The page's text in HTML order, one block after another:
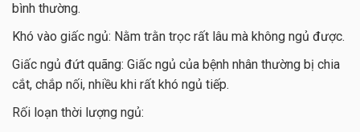
bình thường.
Khó vào giấc ngủ: Nằm trằn trọc rất lâu mà không ngủ được.
Giấc ngủ đứt quãng: Giấc ngủ của bệnh nhân thường bị chia
cắt, chắp nối, nhiều khi rất khó ngủ tiếp.
Rối loạn thời lượng ngủ: